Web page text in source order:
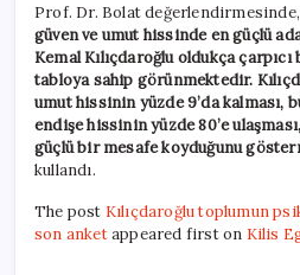
Prof. Dr. Bolat
güven ve umut hissinde en güçlü
Kemal Kılıçdaroğlu oldukça
tabloya sahip görünmektedir.
umut hissinin yüzde 9’da kalması,
endişe hissinin yüzde 80’e
güçlü bir mesafe koyduğunu
kullandı.
The post Kılıçdaroğlu toplumun
son anketappeared first on Kilis